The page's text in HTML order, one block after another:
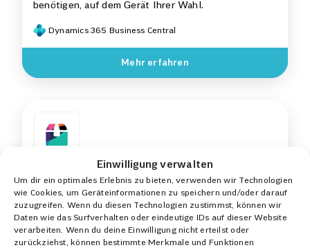
Einwilligung verwalten
Um dir ein optimales Erlebnis zu bieten, verwenden wir Technologien
wie Cookies, um Geräteinformationen zu speichern und/oder darauf
zuzugreifen. Wenn du diesen Technologien zustimmst, können wir
Daten wie das Surfverhalten oder eindeutige IDs auf dieser Website
verarbeiten. Wenn du deine Einwilligung nicht erteilst oder
zurückziehst, können bestimmte Merkmale und Funktionen
benötigen, auf dem Gerät Ihrer Wahl.
Dynamics 365 Business Central
Mehr erfahren
Versandmanagement
Clever Dynamics
Lager & Logistik